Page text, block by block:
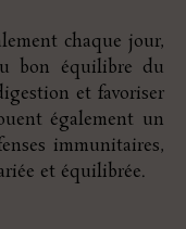
chaque jour,
bon équilibre du
et favoriser
également un
immunitaires,
et équilibrée.